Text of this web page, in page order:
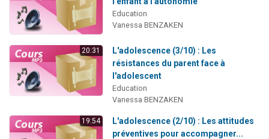
Education
Vanessa BENZAKEN
20:31
L'adolescence (3/10) : Les
résistances du parent face à
l'adolescent
Education
Vanessa BENZAKEN
19:54
L'adolescence (2/10) : Les attitudes
préventives pour accompagner...